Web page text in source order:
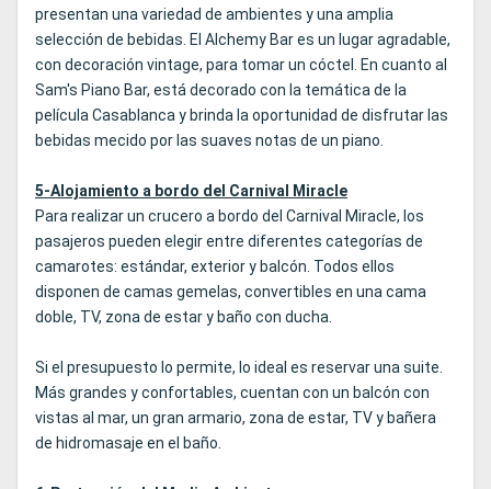
presentan una variedad de ambientes y una amplia
selección de bebidas. El Alchemy Bar es un lugar agradable,
con decoración vintage, para tomar un cóctel. En cuanto al
Sam's Piano Bar, está decorado con la temática de la
película Casablanca y brinda la oportunidad de disfrutar las
bebidas mecido por las suaves notas de un piano.
5-Alojamiento a bordo del Carnival Miracle
Para realizar un crucero a bordo del Carnival Miracle, los
pasajeros pueden elegir entre diferentes categorías de
camarotes: estándar, exterior y balcón. Todos ellos
disponen de camas gemelas, convertibles en una cama
doble, TV, zona de estar y baño con ducha.
Si el presupuesto lo permite, lo ideal es reservar una suite.
Más grandes y confortables, cuentan con un balcón con
vistas al mar, un gran armario, zona de estar, TV y bañera
de hidromasaje en el baño.